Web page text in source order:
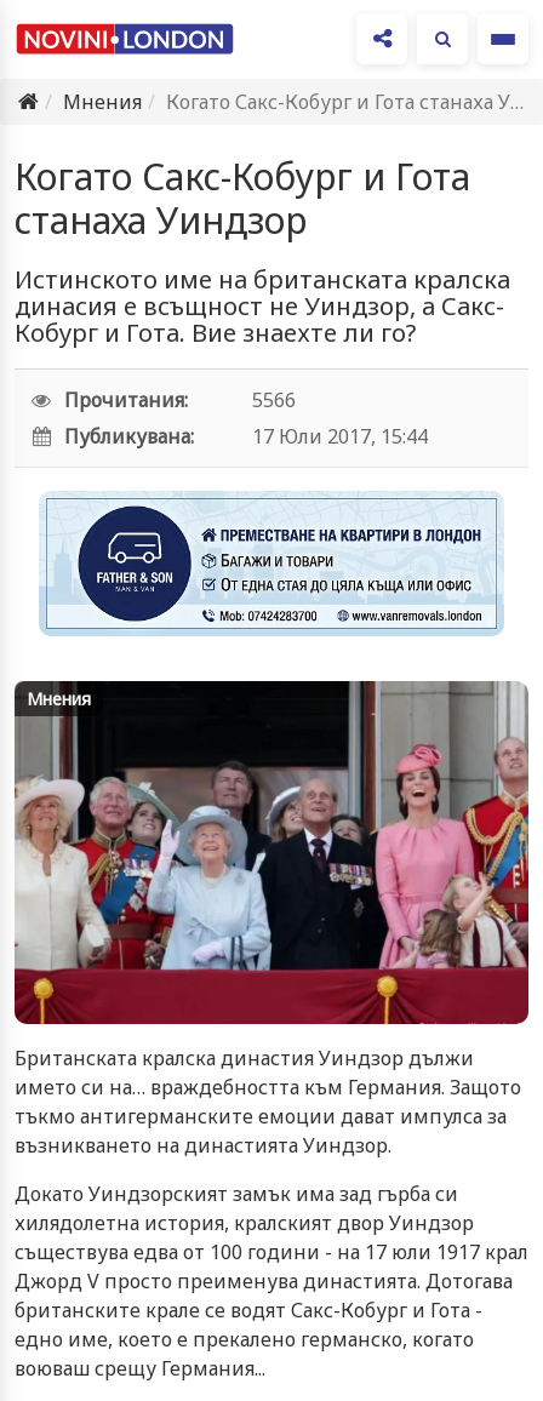
Мнения
Когато Сакс-Кобург и Гота станаха Уиндзор
Когато Сакс-Кобург и Гота
станаха Уиндзор
Истинското име на британската кралска
динасия е всъщност не Уиндзор, а Сакс-
Кобург и Гота. Вие знаехте ли го?
Прочитания:
5566
Публикувана:
17 Юли 2017, 15:44
Мнения
Британската кралска династия Уиндзор дължи
името си на… враждебността към Германия. Защото
тъкмо антигерманските емоции дават импулса за
възникването на династията Уиндзор.
Докато Уиндзорският замък има зад гърба си
хилядолетна история, кралският двор Уиндзор
съществува едва от 100 години - на 17 юли 1917 крал
Джорд V просто преименува династията. Дотогава
британските крале се водят Сакс-Кобург и Гота -
едно име, което е прекалено германско, когато
воюваш срещу Германия...